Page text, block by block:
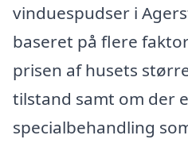
vinduespudser i
baseret på flere
prisen af husets
tilstand samt om der
specialbehandling